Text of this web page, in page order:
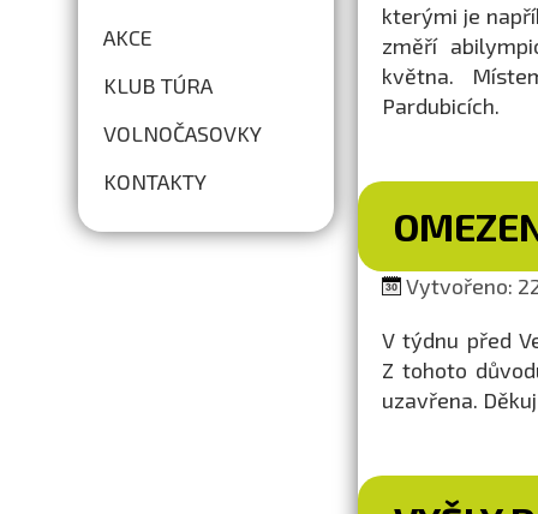
AKCE
KLUB TÚRA
VOLNOČASOVKY
KONTAKTY
kterými je
změří
května.
Pardubicích.
Vytvořeno:
V týdnu před
Z tohoto
uzavřena.